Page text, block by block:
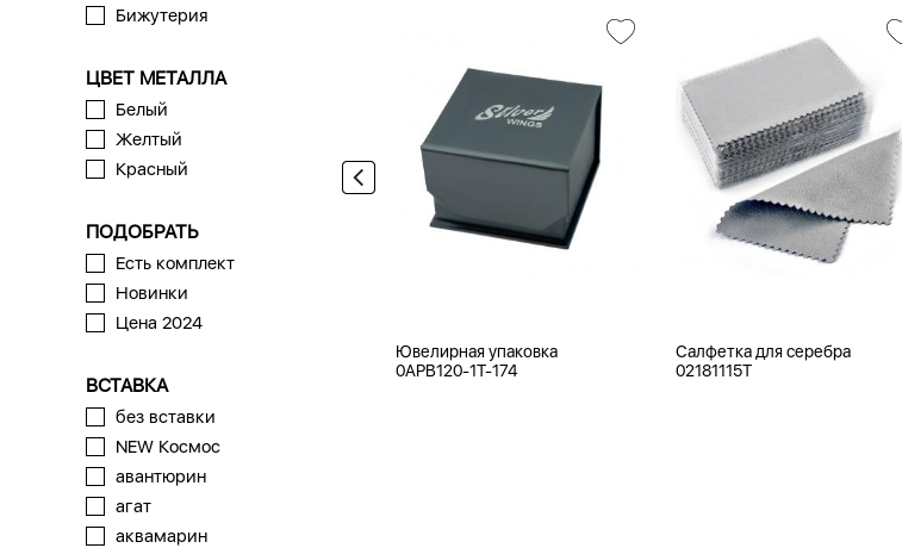
Бижутерия
ЦВЕТ МЕТАЛЛА
Белый
Желтый
Красный
ПОДОБРАТЬ
Есть комплект
Новинки
Цена 2024
ВСТАВКА
без вставки
NEW Космос
авантюрин
агат
аквамарин
Ювелирная упаковка
0APB120-1T-174
Салфетка для серебра
02181115T